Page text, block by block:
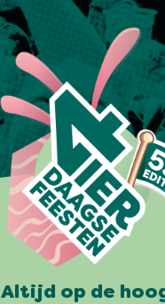
Altijd op de